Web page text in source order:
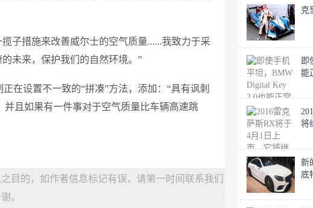
子措施来改善威尔士的空气质量......我致力于采
未来，保护我们的自然环境。”
在设置不一致的“拼凑”方法，添加：“具有讽刺
且如果有一件事对于空气质量比车辆高速跳
目的，如作者信息标记有误，请第一时间联系我们
。
克
即
能
将
新
底